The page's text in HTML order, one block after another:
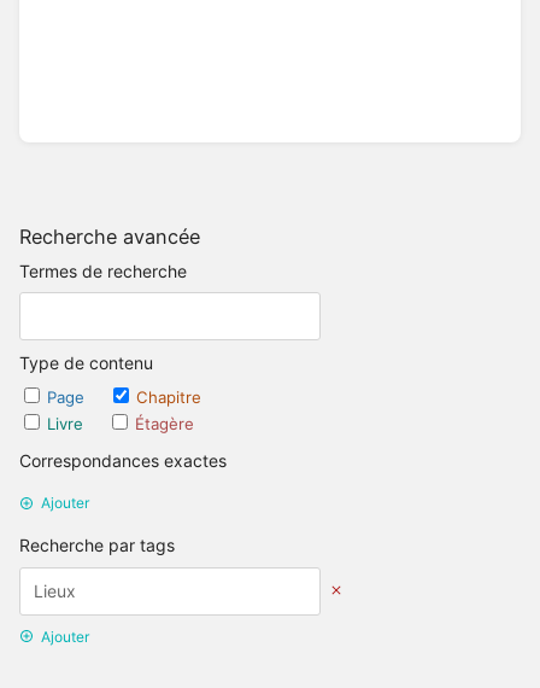
Recherche avancée
Termes de recherche
Type de contenu
Page
Chapitre
Livre
Étagère
Correspondances exactes
Ajouter
Recherche par tags
Ajouter